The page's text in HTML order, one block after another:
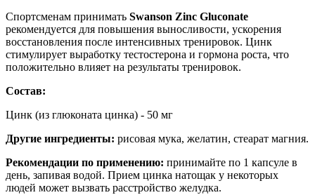
Спортсменам принимать Swanson Zinc Gluconate
рекомендуется для повышения выносливости, ускорения
восстановления после интенсивных тренировок. Цинк
стимулирует выработку тестостерона и гормона роста, что
положительно влияет на результаты тренировок.
Состав:
Цинк (из глюконата цинка) - 50 мг
Другие ингредиенты: рисовая мука, желатин, стеарат магния.
Рекомендации по применению: принимайте по 1 капсуле в
день, запивая водой. Прием цинка натощак у некоторых
людей может вызвать расстройство желудка.